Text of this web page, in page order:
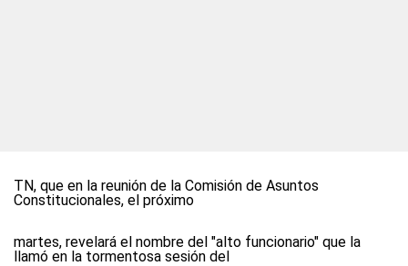
TN, que en la reunión de la Comisión de Asuntos
Constitucionales, el próximo
martes, revelará el nombre del "alto funcionario" que la
llamó en la tormentosa sesión del